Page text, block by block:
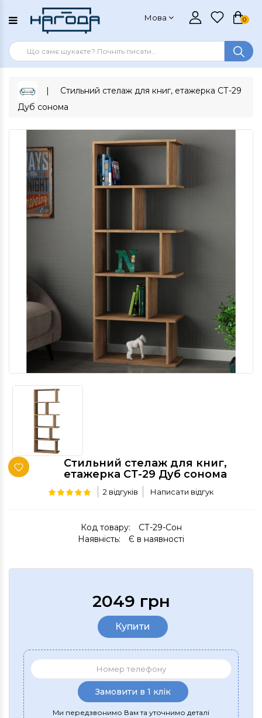
Мова 0
Стильний стелаж для книг, етажерка СТ-29
Дуб сонома
Стильний стелаж для книг,
етажерка СТ-29 Дуб сонома
2 відгуків Написати відгук
Код товару:
СТ-29-Сон
Наявність:
Є в наявності
2049 грн
Купити
Замовити в 1 клік
Ми передзвонимо Вам та уточнимо деталі